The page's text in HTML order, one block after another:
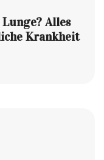
Alles
Krankheit